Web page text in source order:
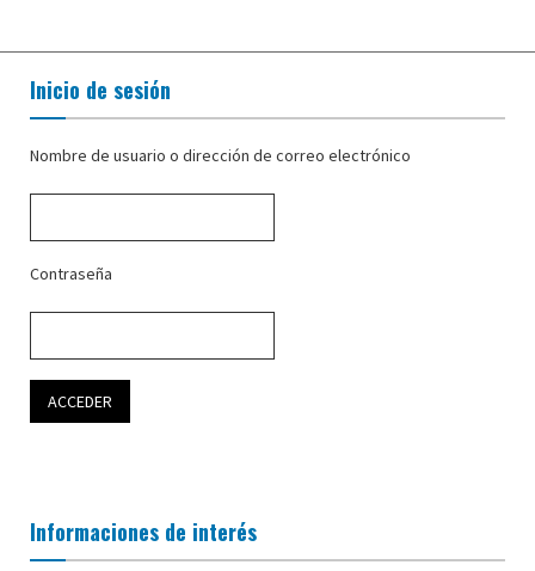
Inicio de sesión
Nombre de usuario o dirección de correo electrónico
Contraseña
Informaciones de interés